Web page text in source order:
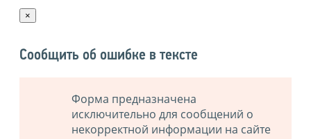
×
Сообщить об ошибке в тексте
Форма предназначена
исключительно для сообщений о
некорректной информации на сайте